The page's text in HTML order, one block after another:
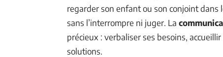
regarder son enfant ou son conjoint dans
sans l’interrompre ni juger. La
précieux : verbaliser ses besoins,
solutions.